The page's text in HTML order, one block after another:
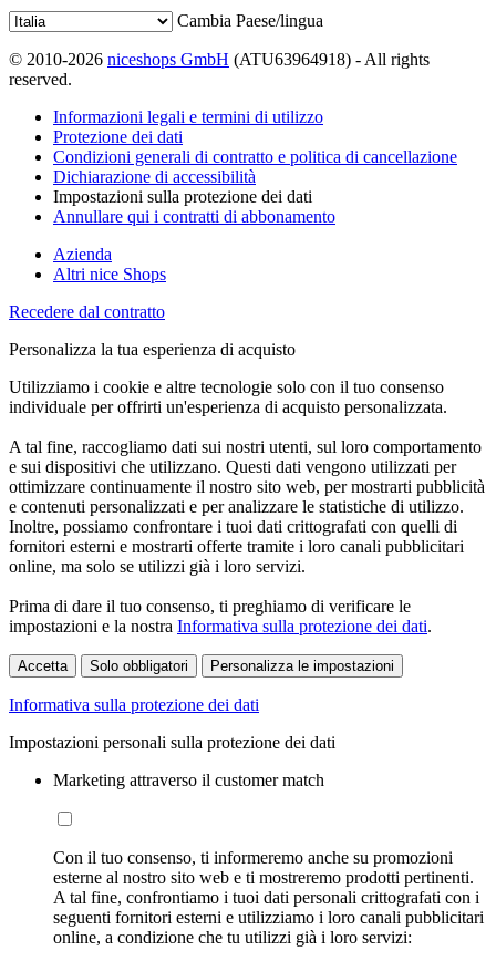
Cambia Paese/lingua
© 2010-2026 niceshops GmbH (ATU63964918) - All rights
reserved.
Informazioni legali e termini di utilizzo
Protezione dei dati
Condizioni generali di contratto e politica di cancellazione
Dichiarazione di accessibilità
Impostazioni sulla protezione dei dati
Annullare qui i contratti di abbonamento
Azienda
Altri nice Shops
Recedere dal contratto
Personalizza la tua esperienza di acquisto
Utilizziamo i cookie e altre tecnologie solo con il tuo consenso
individuale per offrirti un'esperienza di acquisto personalizzata.
A tal fine, raccogliamo dati sui nostri utenti, sul loro comportamento
e sui dispositivi che utilizzano. Questi dati vengono utilizzati per
ottimizzare continuamente il nostro sito web, per mostrarti pubblicità
e contenuti personalizzati e per analizzare le statistiche di utilizzo.
Inoltre, possiamo confrontare i tuoi dati crittografati con quelli di
fornitori esterni e mostrarti offerte tramite i loro canali pubblicitari
online, ma solo se utilizzi già i loro servizi.
Prima di dare il tuo consenso, ti preghiamo di verificare le
impostazioni e la nostra Informativa sulla protezione dei dati.
Accetta Solo obbligatori Personalizza le impostazioni
Informativa sulla protezione dei dati
Impostazioni personali sulla protezione dei dati
Marketing attraverso il customer match
Con il tuo consenso, ti informeremo anche su promozioni
esterne al nostro sito web e ti mostreremo prodotti pertinenti.
A tal fine, confrontiamo i tuoi dati personali crittografati con i
seguenti fornitori esterni e utilizziamo i loro canali pubblicitari
online, a condizione che tu utilizzi già i loro servizi: